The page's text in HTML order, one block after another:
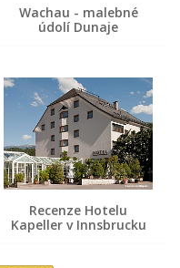
Wachau - malebné
údolí Dunaje
Recenze Hotelu
Kapeller v Innsbrucku